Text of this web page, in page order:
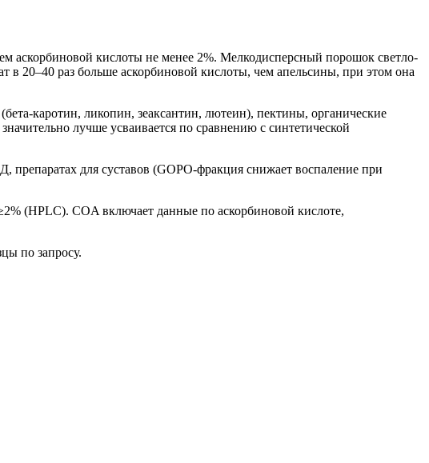
аскорбиновой кислоты не менее 2%. Мелкодисперсный порошок светло-
20–40 раз больше аскорбиновой кислоты, чем апельсины, при этом она
каротин, ликопин, зеаксантин, лютеин), пектины, органические
лучше усваивается по сравнению с синтетической
для суставов (GOPO-фракция снижает воспаление при
(HPLC). COA включает данные по аскорбиновой кислоте,
по запросу.